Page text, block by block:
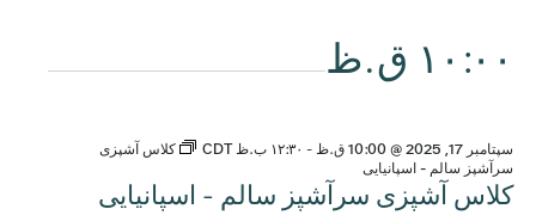
۱۰:۰۰ ق.ظ
کلاس آشپزی سرآشپز سالم - اسپانیایی
سپتامبر 17, 2025 @ 10:00 ق.ظ - ۱۲:۳۰ ب.ظ CDT
کلاس آشپزی
سرآشپز سالم - اسپانیایی